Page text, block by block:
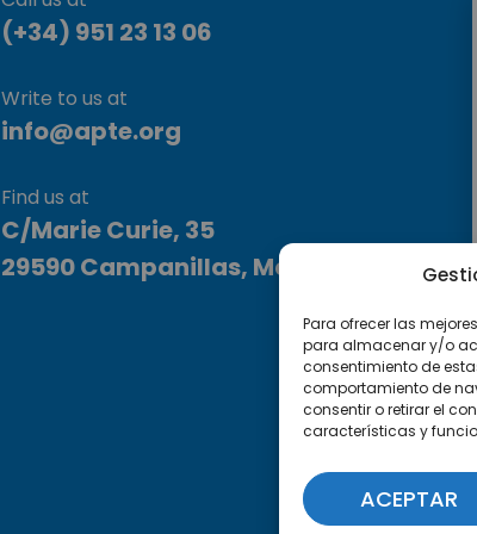
Para ofrecer las
para almacenar y/o
consentimiento de
comportamiento de
consentir o retirar el
características y
ACEPTAR
(+34) 951 23 13 06
Write to us at
info@apte.org
Find us at
C/Marie Curie, 35
29590 Campanillas, Málaga